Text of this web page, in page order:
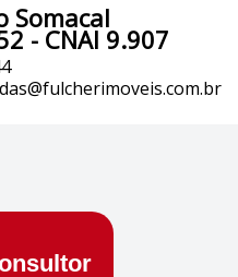
Somacal
- CNAI 9.907